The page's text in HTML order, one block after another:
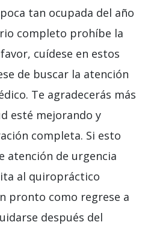
tan ocupada del año
completo prohíbe la
cuídese en estos
de buscar la atención
Te agradecerás más
esté mejorando y
completa. Si esto
atención de urgencia
al quiropráctico
pronto como regrese a
después del